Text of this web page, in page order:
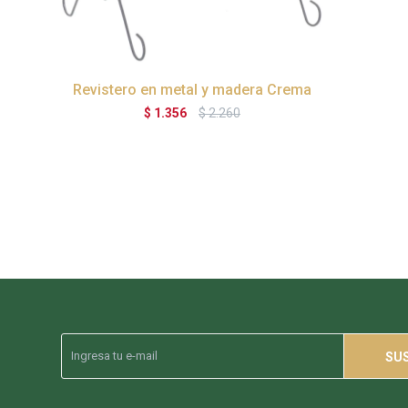
Revistero en metal y madera Crema
$ 1.356 $2.260